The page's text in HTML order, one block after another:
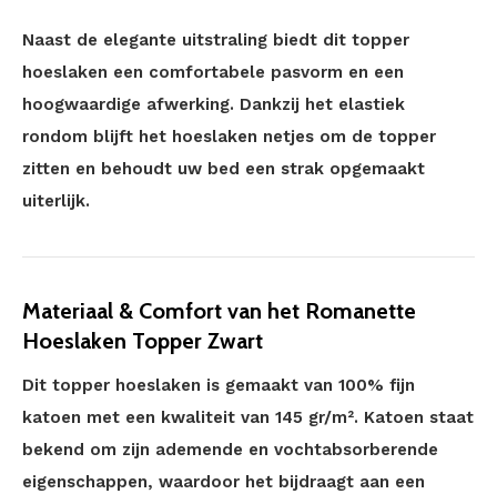
Naast de elegante uitstraling biedt dit topper
hoeslaken een comfortabele pasvorm en een
hoogwaardige afwerking. Dankzij het elastiek
rondom blijft het hoeslaken netjes om de topper
zitten en behoudt uw bed een strak opgemaakt
uiterlijk.
Materiaal & Comfort van het Romanette
Hoeslaken Topper Zwart
Dit topper hoeslaken is gemaakt van 100% fijn
katoen met een kwaliteit van 145 gr/m². Katoen staat
bekend om zijn ademende en vochtabsorberende
eigenschappen, waardoor het bijdraagt aan een